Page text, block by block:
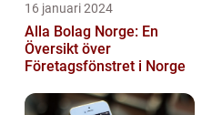
16 januari 2024
Alla Bolag Norge: En
Översikt över
Företagsfönstret i Norge